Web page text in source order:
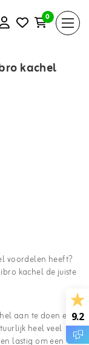
0
kachel
voordelen heeft?
kachel de juiste
aan te doen en
heel veel
lastig om een
9.2